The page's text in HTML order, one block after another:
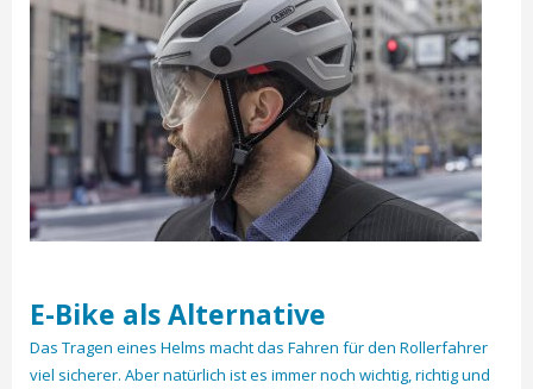
E-Bike als Alternative
Das Tragen eines Helms macht das Fahren für den Rollerfahrer
viel sicherer. Aber natürlich ist es immer noch wichtig, richtig und